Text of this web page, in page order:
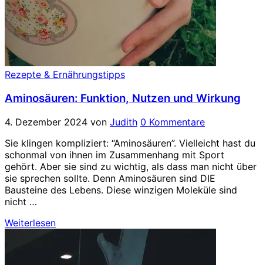
Rezepte & Ernährungstipps
Aminosäuren: Funktion, Nutzen und Wirkung
4. Dezember 2024 von Judith 0 Kommentare
Sie klingen kompliziert: “Aminosäuren”. Vielleicht hast du
schonmal von ihnen im Zusammenhang mit Sport
gehört. Aber sie sind zu wichtig, als dass man nicht über
sie sprechen sollte. Denn Aminosäuren sind DIE
Bausteine des Lebens. Diese winzigen Moleküle sind
nicht …
Weiterlesen